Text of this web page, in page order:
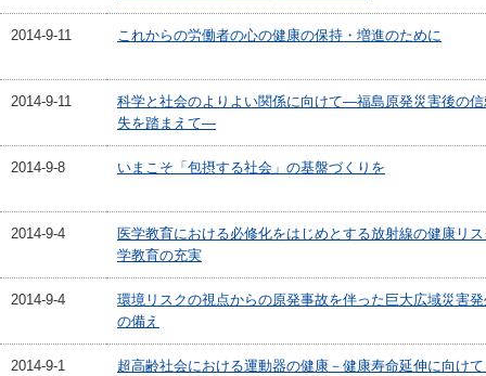
2014-9-11 これからの労働者の心の健康の保持・増進のために
2014-9-11
科学と社会のよりよい関係に向けて―福島原発災害後の
失を踏まえて―
2014-9-8 いまこそ「包摂する社会」の基盤づくりを
2014-9-4
医学教育における必修化をはじめとする放射線の健康リ
学教育の充実
2014-9-4
環境リスクの視点からの原発事故を伴った巨大広域災害
の備え
2014-9-1 超高齢社会における運動器の健康－健康寿命延伸に向け